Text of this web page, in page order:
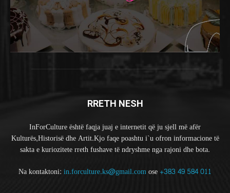
RRETH NESH
InForCulture është faqja juaj e internetit që ju sjell më afër
Kulturës,Historisë dhe Artit.Kjo faqe poashtu i`u ofron informacione të
sakta e kuriozitete rreth fushave të ndryshme nga rajoni dhe bota.
Na kontaktoni: in.forculture.ks@gmail.comose+383 49 584 011